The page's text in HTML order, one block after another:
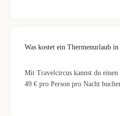
Was kostet ein Thermenurlaub in
Mit Travelcircus kannst du
49 € pro Person pro Nacht